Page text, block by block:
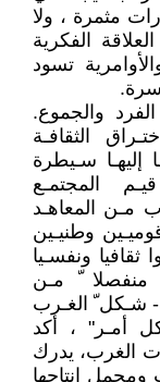
مثمرة ، ولا
الفكرية
تسود
والجموع.
الثقافـة
إليهـا سـيطرة
المجتمـع
مـن المعاهـد
وطنيـين
ثقافيا ونفسـيا
منفصلا ّ مـن
شـكل ّ الغـرب
أمـر" ، أكد
الغرب، يدرك
ومجمل إنتاجها